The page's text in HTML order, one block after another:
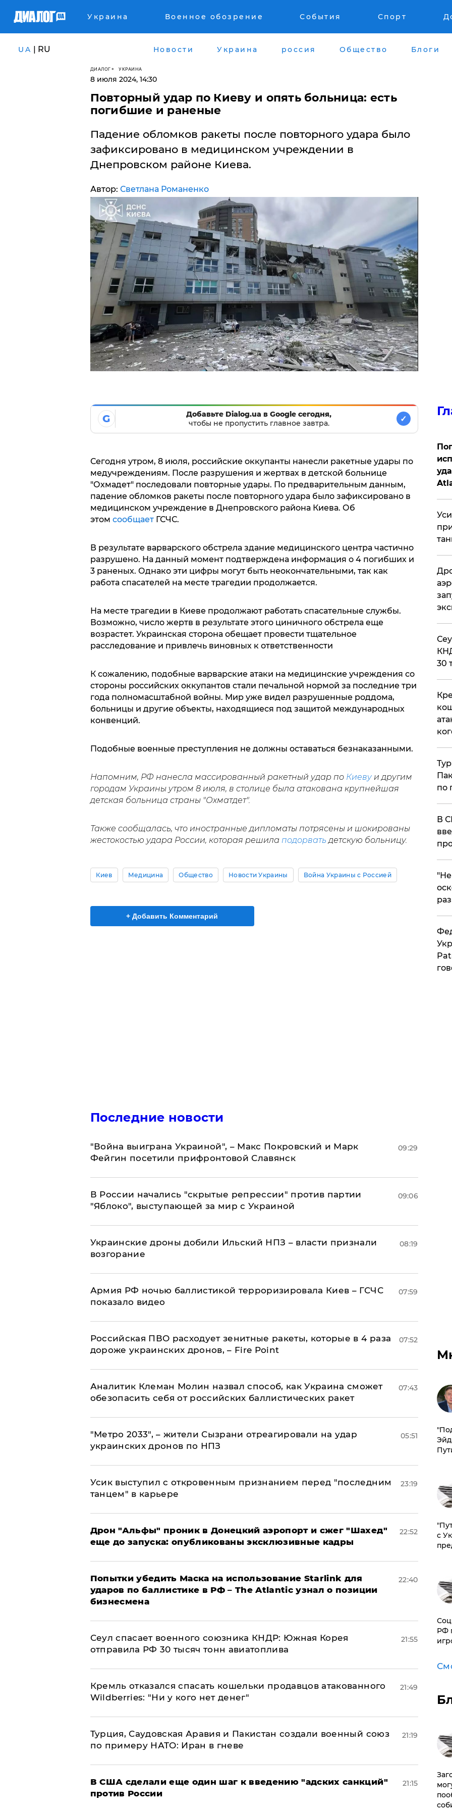
Украина Военное обозрение События Спорт
UA | RU Новости Украина россия Общество Блоги
ДИАЛОГ УКРАИНА
8 июля 2024, 14:30
Повторный удар по Киеву и опять больница: есть
погибшие и раненые
Падение обломков ракеты после повторного удара было
зафиксировано в медицинском учреждении в
Днепровском районе Киева.
Автор: Светлана Романенко
G
Добавьте Dialog.ua в Google сегодня,
чтобы не пропустить главное завтра.
✓
Сегодня утром, 8 июля, российские оккупанты нанесли ракетные удары по
медучреждениям. После разрушения и жертвах в детской больнице
"Охмадет" последовали повторные удары. По предварительным данным,
падение обломков ракеты после повторного удара было зафиксировано в
медицинском учреждение в Днепровского района Киева. Об
этом сообщаетГСЧС.
В результате варварского обстрела здание медицинского центра частично
разрушено. На данный момент подтверждена информация о 4 погибших и
3 раненых. Однако эти цифры могут быть неокончательными, так как
работа спасателей на месте трагедии продолжается.
На месте трагедии в Киеве продолжают работать спасательные службы.
Возможно, число жертв в результате этого циничного обстрела еще
возрастет. Украинская сторона обещает провести тщательное
расследование и привлечь виновных к ответственности
К сожалению, подобные варварские атаки на медицинские учреждения со
стороны российских оккупантов стали печальной нормой за последние три
года полномасштабной войны. Мир уже видел разрушенные роддома,
больницы и другие объекты, находящиеся под защитой международных
конвенций.
Подобные военные преступления не должны оставаться безнаказанными.
Напомним, РФ нанесла массированный ракетный удар по Киеву и другим
городам Украины утром 8 июля, в столице была атакована крупнейшая
детская больница страны "Охматдет".
Также сообщалась, что иностранные дипломаты потрясены и шокированы
жестокостью удара России, которая решила подорватьдетскую больницу.
Киев Медицина Общество Новости Украины Война Украины с Россией
+ Добавить Комментарий
Последние новости
"Война выиграна Украиной", – Макс Покровский и Марк
Фейгин посетили прифронтовой Славянск
09:29
В России начались "скрытые репрессии" против партии
"Яблоко", выступающей за мир с Украиной
09:06
Украинские дроны добили Ильский НПЗ – власти признали
возгорание
08:19
Армия РФ ночью баллистикой терроризировала Киев – ГСЧС
показало видео
07:59
Российская ПВО расходует зенитные ракеты, которые в 4 раза
дороже украинских дронов, – Fire Point
07:52
Аналитик Клеман Молин назвал способ, как Украина сможет
обезопасить себя от российских баллистических ракет
07:43
"Метро 2033", – жители Сызрани отреагировали на удар
украинских дронов по НПЗ
05:51
Усик выступил с откровенным признанием перед "последним
танцем" в карьере
23:19
Дрон "Альфы" проник в Донецкий аэропорт и сжег "Шахед"
еще до запуска: опубликованы эксклюзивные кадры
22:52
Попытки убедить Маска на использование Starlink для
ударов по баллистике в РФ – The Atlantic узнал о позиции
бизнесмена
22:40
​Сеул спасает военного союзника КНДР: Южная Корея
отправила РФ 30 тысяч тонн авиатоплива
21:55
Кремль отказался спасать кошельки продавцов атакованного
Wildberries: "Ни у кого нет денег"
21:49
Турция, Саудовская Аравия и Пакистан создали военный союз
по примеру НАТО: Иран в гневе
21:19
В США сделали еще один шаг к введению "адских санкций"
против России
21:15
30
по
В
с
РФ